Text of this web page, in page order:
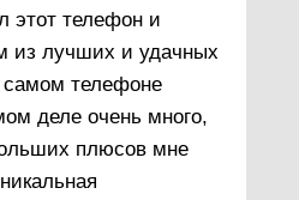
этот телефон и
из лучших и удачных
телефоне
деле очень много,
плюсов мне